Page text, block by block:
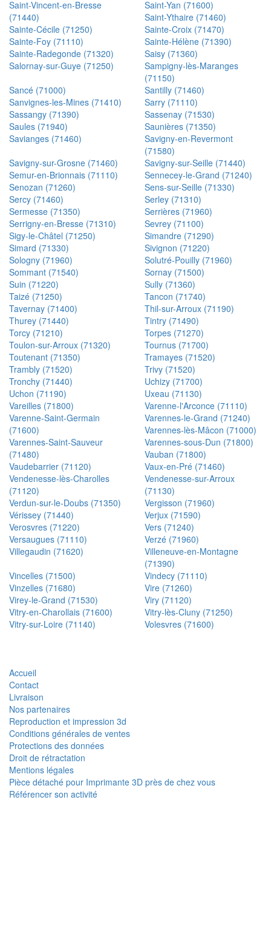
Saint-Vincent-en-Bresse
(71440)
Saint-Yan (71600)
Saint-Ythaire (71460)
Sainte-Cécile (71250)
Sainte-Croix (71470)
Sainte-Foy (71110)
Sainte-Hélène (71390)
Sainte-Radegonde (71320)
Saisy (71360)
Salornay-sur-Guye (71250)
Sampigny-lès-Maranges
(71150)
Sancé (71000)
Santilly (71460)
Sanvignes-les-Mines (71410)
Sarry (71110)
Sassangy (71390)
Sassenay (71530)
Saules (71940)
Saunières (71350)
Savianges (71460)
Savigny-en-Revermont
(71580)
Savigny-sur-Grosne (71460)
Savigny-sur-Seille (71440)
Semur-en-Brionnais (71110)
Sennecey-le-Grand (71240)
Senozan (71260)
Sens-sur-Seille (71330)
Sercy (71460)
Serley (71310)
Sermesse (71350)
Serrières (71960)
Serrigny-en-Bresse (71310)
Sevrey (71100)
Sigy-le-Châtel (71250)
Simandre (71290)
Simard (71330)
Sivignon (71220)
Sologny (71960)
Solutré-Pouilly (71960)
Sommant (71540)
Sornay (71500)
Suin (71220)
Sully (71360)
Taizé (71250)
Tancon (71740)
Tavernay (71400)
Thil-sur-Arroux (71190)
Thurey (71440)
Tintry (71490)
Torcy (71210)
Torpes (71270)
Toulon-sur-Arroux (71320)
Tournus (71700)
Toutenant (71350)
Tramayes (71520)
Trambly (71520)
Trivy (71520)
Tronchy (71440)
Uchizy (71700)
Uchon (71190)
Uxeau (71130)
Vareilles (71800)
Varenne-l'Arconce (71110)
Varenne-Saint-Germain
(71600)
Varennes-le-Grand (71240)
Varennes-lès-Mâcon (71000)
Varennes-Saint-Sauveur
(71480)
Varennes-sous-Dun (71800)
Vauban (71800)
Vaudebarrier (71120)
Vaux-en-Pré (71460)
Vendenesse-lès-Charolles
(71120)
Vendenesse-sur-Arroux
(71130)
Verdun-sur-le-Doubs (71350)
Vergisson (71960)
Vérissey (71440)
Verjux (71590)
Verosvres (71220)
Vers (71240)
Versaugues (71110)
Verzé (71960)
Villegaudin (71620)
Villeneuve-en-Montagne
(71390)
Vincelles (71500)
Vindecy (71110)
Vinzelles (71680)
Vire (71260)
Virey-le-Grand (71530)
Viry (71120)
Vitry-en-Charollais (71600)
Vitry-lès-Cluny (71250)
Vitry-sur-Loire (71140)
Volesvres (71600)
Accueil
Contact
Livraison
Nos partenaires
Reproduction et impression 3d
Conditions générales de ventes
Protections des données
Droit de rétractation
Mentions légales
Pièce détaché pour Imprimante 3D près de chez vous
Référencer son activité